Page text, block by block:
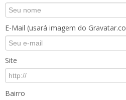
E-Mail (usará imagem do
Site
Bairro